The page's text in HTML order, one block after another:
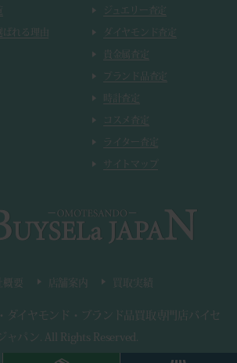
れる理由
ジュエリー査定
ダイヤモンド査定
貴金属査定
ブランド品査定
時計査定
コスメ査定
ライター査定
サイトマップ
概要 店舗案内 買取実績
ダイヤモンド・ブランド品買取専門店バイセ
ャパン
All Rights Reserved.
公安委員会 第303320809319号